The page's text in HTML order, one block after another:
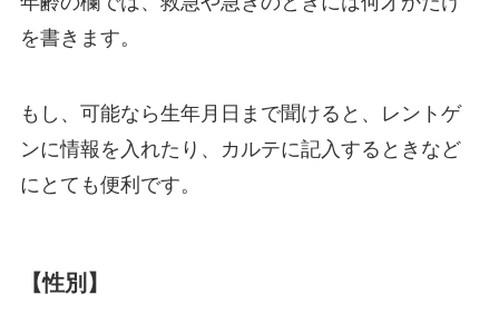
を書きます。
もし、可能なら生年月日まで聞けると、レントゲ
ンに情報を入れたり、カルテに記入するときなど
にとても便利です。
【性別】